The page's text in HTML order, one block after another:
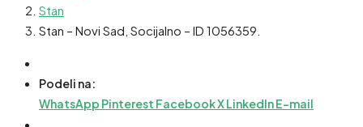
Stan
Stan – Novi Sad, Socijalno – ID 1056359.
Podeli na:
WhatsApp Pinterest FacebookXLinkedInE-mail